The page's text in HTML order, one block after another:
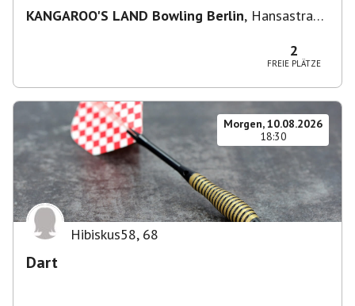
KANGAROO'S LAND Bowling Berlin, Hansastraße
2
FREIE PLÄTZE
Morgen, 10.08.2026
18:30
Hibiskus58, 68
Dart